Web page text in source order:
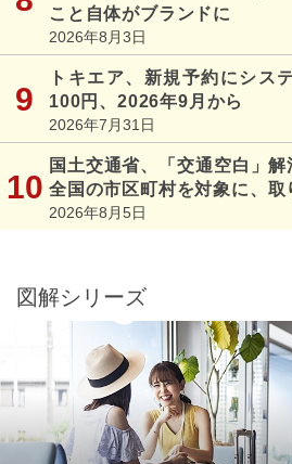
こと自体がブランドに
2026年8月3日
トキエア、新規予約にシス
100円、2026年9月から
2026年7月31日
国土交通省、「交通空白」解
全国の市区町村を対象に、取
2026年8月5日
図解シリーズ